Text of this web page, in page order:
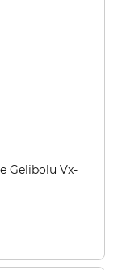
Gelibolu Vx-